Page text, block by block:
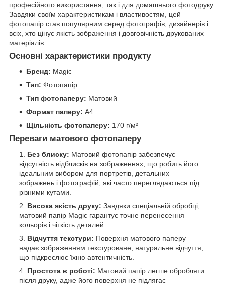
професійного використання, так і для домашнього фотодруку.
Завдяки своїм характеристикам і властивостям, цей
фотопапір став популярним серед фотографів, дизайнерів і
всіх, хто цінує якість зображення і довговічність друкованих
матеріалів.
Основні характеристики продукту
Бренд: Magic
Тип: Фотопапір
Тип фотопаперу: Матовий
Формат паперу: A4
Щільність фотопаперу: 170 г/м²
Переваги матового фотопаперу
Без блиску: Матовий фотопапір забезпечує
відсутність відблисків на зображеннях, що робить його
ідеальним вибором для портретів, детальних
зображень і фотографій, які часто переглядаються під
різними кутами.
Висока якість друку: Завдяки спеціальній обробці,
матовий папір Magic гарантує точне перенесення
кольорів і чіткість деталей.
Відчуття текстури: Поверхня матового паперу
надає зображенням текстуроване, натуральне відчуття,
що підкреслює їхню автентичність.
Простота в роботі: Матовий папір легше обробляти
після друку, адже його поверхня не підлягає